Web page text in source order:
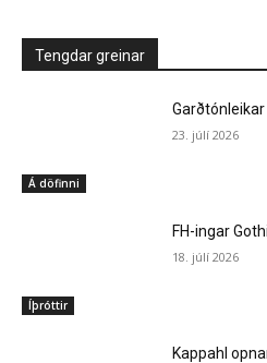
Tengdar greinar
Á döfinni
23. júlí 2026
Íþróttir
FH-ingar
18. júlí 2026
Kappahl